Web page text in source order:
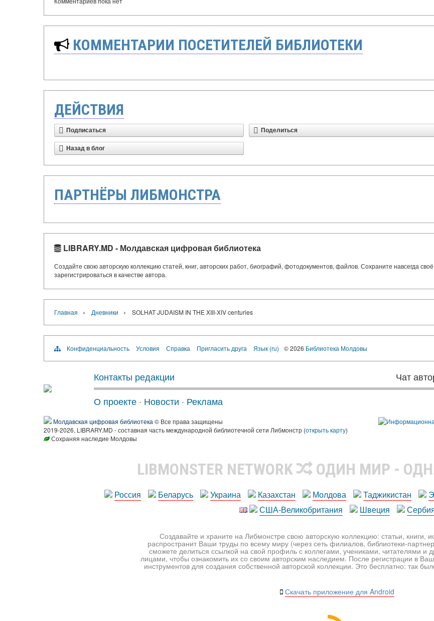
КОММЕНТАРИИ ПОСЕТИТЕЛЕЙ БИБЛИОТЕКИ
ДЕЙСТВИЯ
Подписаться Поделиться
Назад в блог
ПАРТНЁРЫ ЛИБМОНСТРА
LIBRARY.MD - Молдавская цифровая библиотека
Создайте свою авторскую коллекцию статей, книг, авторских работ, биографий, фотодокументов, файлов. Сохраните навсегда
зарегистрироваться в качестве автора.
Главная › Дневники › SOLHAT JUDAISM IN THE XIII-XIV centuries
Конфиденциальность Условия Справка Пригласить друга Язык (ru) © 2026 Библиотека Молдовы
Контакты редакции Чат
О проекте · Новости · Реклама
Молдавская цифровая библиотека © Все права защищены
2019-2026, LIBRARY.MD - составная часть международной библиотечной сети Либмонстр (открыть карту)
Сохраняя наследие Молдовы
LIBMONSTER NETWORK ОДИН МИР -
Россия Беларусь Украина Казахстан Молдова Таджикистан
США-Великобритания
Швеция
Создавайте и храните на Либмонстре свою авторскую коллекцию: статьи, книги,
распространит Ваши труды по всему миру (через сеть филиалов, библиотеки-
сможете делиться ссылкой на свой профиль с коллегами, учениками, читателями и
лицами, чтобы ознакомить их со своим авторским наследием. После регистрации в
инструментов для создания собственной авторской коллекции. Это бесплатно: так
Скачать приложение для Android